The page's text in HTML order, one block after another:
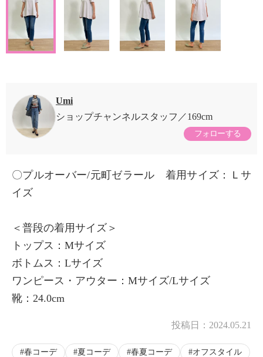
Umi
ショップチャンネルスタッフ
169cm
フォローする
〇プルオーバー/元町ゼラール 着用サイズ：Ｌサ
イズ
＜普段の着用サイズ＞
トップス：Mサイズ
ボトムス：Lサイズ
ワンピース・アウター：Mサイズ/Lサイズ
靴：24.0cm
投稿日： 2024.05.21
春コーデ 夏コーデ 春夏コーデ
オフスタイル